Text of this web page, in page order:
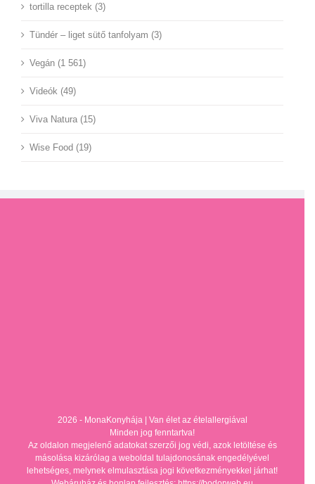
tortilla receptek (3)
Tündér – liget sütő tanfolyam (3)
Vegán (1 561)
Videók (49)
Viva Natura (15)
Wise Food (19)
2026 - MonaKonyhája | Van élet az ételallergiával
Minden jog fenntartva!
Az oldalon megjelenő adatokat szerzői jog védi, azok letöltése és
másolása kizárólag a weboldal tulajdonosának engedélyével
lehetséges, melynek elmulasztása jogi következményekkel járhat!